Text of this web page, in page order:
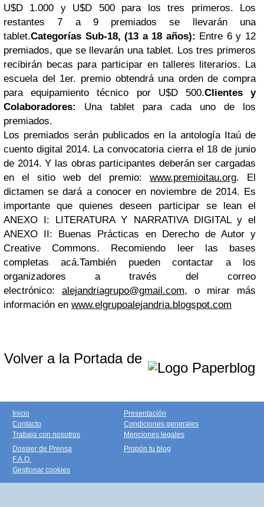
U$D 1.000 y U$D 500 para los tres primeros. Los
restantes 7 a 9 premiados se llevarán una
tablet.Categorías Sub-18, (13 a 18 años): Entre 6 y 12
premiados, que se llevarán una tablet. Los tres primeros
recibirán becas para participar en talleres literarios. La
escuela del 1er. premio obtendrá una orden de compra
para equipamiento técnico por U$D 500.Clientes y
Colaboradores:
Una tablet para cada uno de los
premiados.
Los premiados serán publicados en la antología Itaú de
cuento digital 2014. La convocatoria cierra el 18 de junio
de 2014. Y las obras participantes deberán ser cargadas
en el sitio web del premio: www.premioitau.org. El
dictamen se dará a conocer en noviembre de 2014. Es
importante que quienes deseen participar se lean el
ANEXO I: LITERATURA Y NARRATIVA DIGITAL y el
ANEXO II: Buenas Prácticas en Derecho de Autor y
Creative Commons. Recomiendo leer las bases
completas acá.También pueden contactar a los
organizadores a través del correo
electrónico: alejandriagrupo@gmail.com, o mirar más
información en www.elgrupoalejandria.blogspot.com
Volver a la Portada de
Inicio
Contacto
Trabaja con nosotros
Presentación
Condiciones generales
Menciones legales
Dossier de Prensa
F.A.Q.
Gestionar cookies
Propón tu blog